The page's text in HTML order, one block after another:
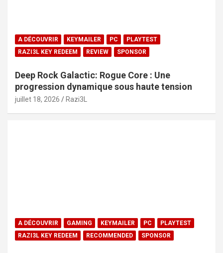
A DÉCOUVRIR KEYMAILER PC
PLAYTEST
RAZI3L KEY REDEEM
REVIEW SPONSOR
Deep Rock Galactic: Rogue Core : Une
progression dynamique sous haute tension
juillet 18, 2026 Razi3L
A DÉCOUVRIR GAMING KEYMAILER PC
PLAYTEST
RAZI3L KEY REDEEM
RECOMMENDED SPONSOR